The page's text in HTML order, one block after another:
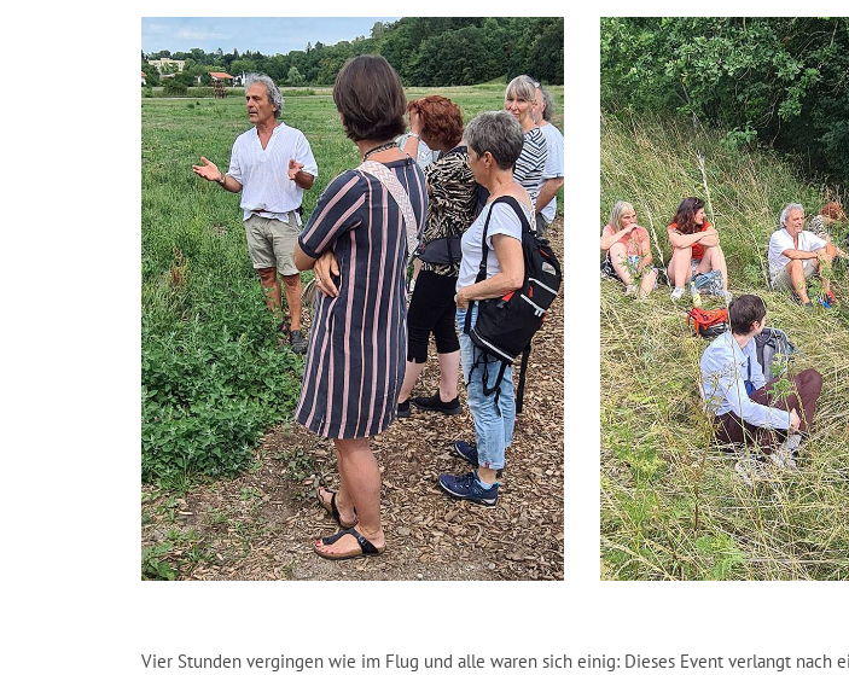
Vier Stunden vergingen wie im Flug und alle waren sich einig: Dieses Event verlangt